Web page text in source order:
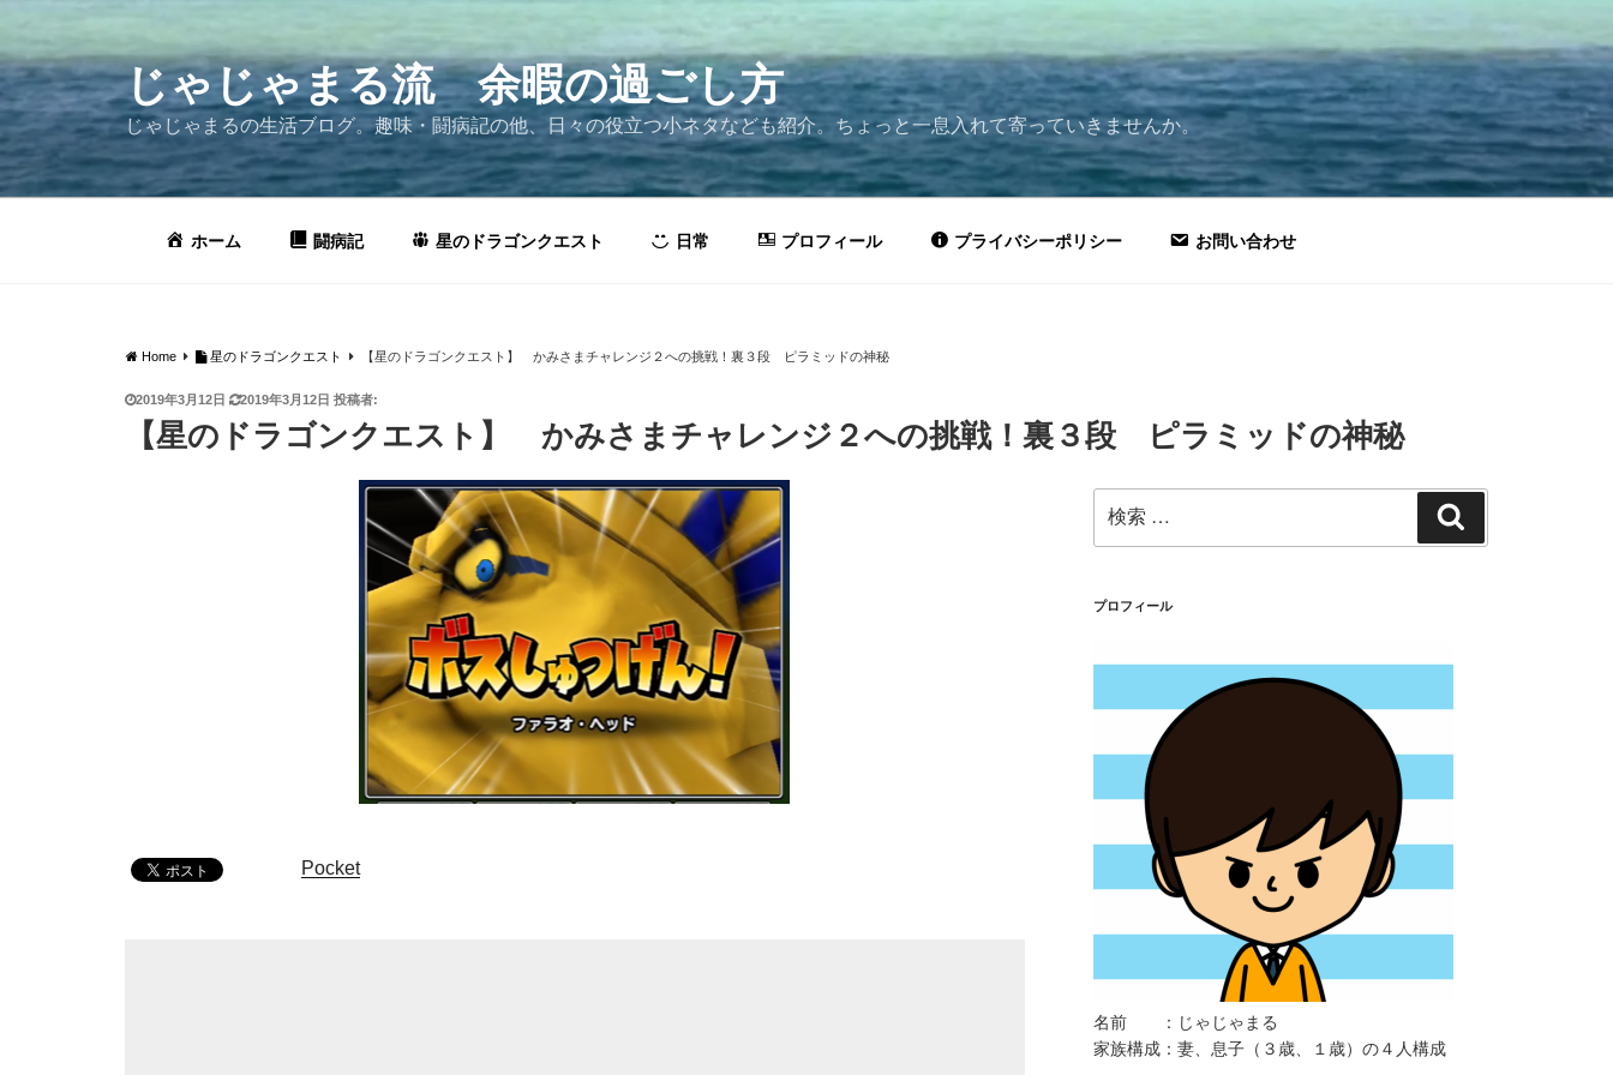
テ
ン
ツ
へ
ス
じゃじゃまる流 余暇の過ごし方
じゃじゃまるの生活ブログ。趣味・闘病記の他、日々の役立つ小ネタなども紹介。ちょっと一息入れて寄っていきませんか。
ホーム 闘病記 星のドラゴンクエスト 日常 プロフィール プライバシーポリシー お問い合わせ
Home 星のドラゴンクエスト 【星のドラゴンクエスト】 かみさまチャレンジ２への挑戦！裏３段 ピラミッドの神秘
投2019年3月12日 2019年3月12日 投稿者:
【星のドラゴンクエスト】 かみさまチャレンジ２への挑戦！裏３段 ピラミッドの神秘
Pocket
索:
索
プロフィール
名前 ：じゃじゃまる
家族構成：妻、息子（３歳、１歳）の４人構成